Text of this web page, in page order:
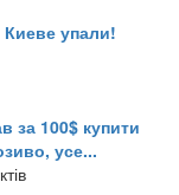
упали!
за 100$ купити
усе...